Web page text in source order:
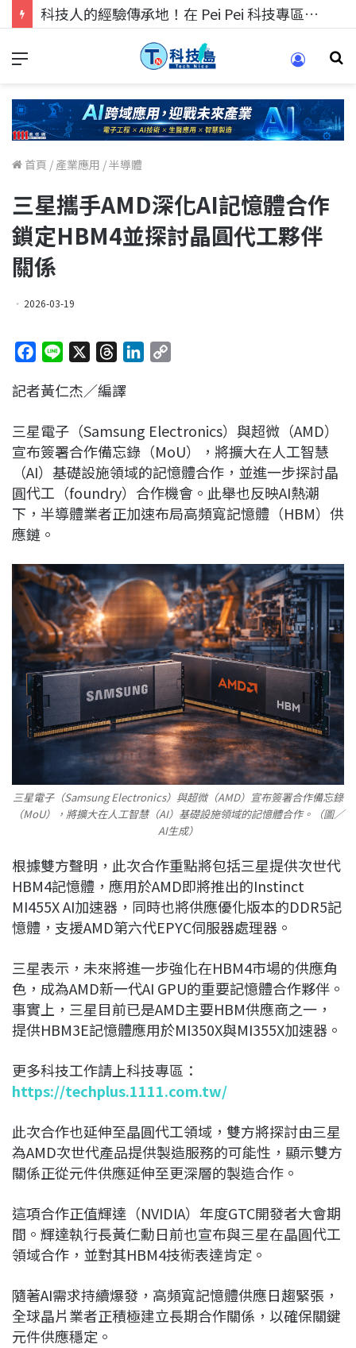
科技人的經驗傳承地！在 Pei Pei 科技專區，與學弟妹交流最硬核的技術
首頁 / 產業應用 /半導體
三星攜手AMD深化AI記憶體合作
鎖定HBM4並探討晶圓代工夥伴
關係
2026-03-19
c
b
o
o
k
n
r
a
d
s
e
d
I
n
L
i
n
k
記者黃仁杰／編譯
三星電子（Samsung Electronics）與超微（AMD）
宣布簽署合作備忘錄（MoU），將擴大在人工智慧
（AI）基礎設施領域的記憶體合作，並進一步探討晶
圓代工（foundry）合作機會。此舉也反映AI熱潮
下，半導體業者正加速布局高頻寬記憶體（HBM）供
應鏈。
三星電子（Samsung Electronics）與超微（AMD）宣布簽署合作備忘錄
（MoU），將擴大在人工智慧（AI）基礎設施領域的記憶體合作。（圖／
AI生成）
根據雙方聲明，此次合作重點將包括三星提供次世代
HBM4記憶體，應用於AMD即將推出的Instinct
MI455X AI加速器，同時也將供應優化版本的DDR5記
憶體，支援AMD第六代EPYC伺服器處理器。
三星表示，未來將進一步強化在HBM4市場的供應角
色，成為AMD新一代AI GPU的重要記憶體合作夥伴。
事實上，三星目前已是AMD主要HBM供應商之一，
提供HBM3E記憶體應用於MI350X與MI355X加速器。
更多科技工作請上科技專區：
https://techplus.1111.com.tw/
此次合作也延伸至晶圓代工領域，雙方將探討由三星
為AMD次世代產品提供製造服務的可能性，顯示雙方
關係正從元件供應延伸至更深層的製造合作。
這項合作正值輝達（NVIDIA）年度GTC開發者大會期
間。輝達執行長黃仁勳日前也宣布與三星在晶圓代工
領域合作，並對其HBM4技術表達肯定。
隨著AI需求持續爆發，高頻寬記憶體供應日趨緊張，
全球晶片業者正積極建立長期合作關係，以確保關鍵
元件供應穩定。